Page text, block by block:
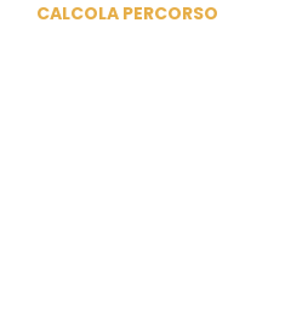
CALCOLA PERCORSO